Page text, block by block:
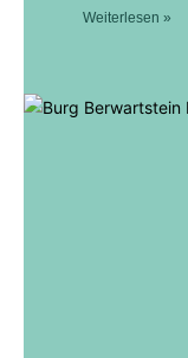
Weiterlesen »